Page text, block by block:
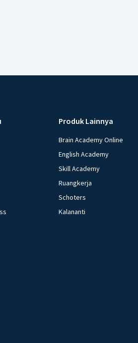
Produk Lainnya
Brain Academy Online
English Academy
Skill Academy
Ruangkerja
Schoters
Kalananti